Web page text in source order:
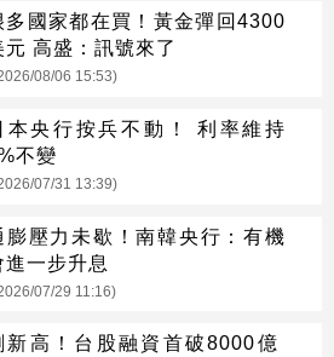
多國家都在買！黃金彈回4300
元 高盛：訊號來了
08/06 15:53)
本央行按兵不動！ 利率維持
不變
07/31 13:39)
膨壓力未歇！南韓央行：有機
進一步升息
07/29 11:16)
新高！台股融資首破8000億